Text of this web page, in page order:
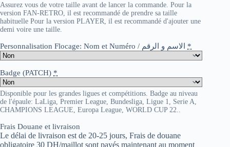
Assurez vous de votre taille avant de lancer la commande. Pour la
version FAN-RETRO, il est recommandé de prendre sa taille
habituelle Pour la version PLAYER, il est recommandé d'ajouter une
demi voire une taille.
Personnalisation Flocage: Nom et Numéro / الاسم و الرقم *
Badge (PATCH) *
Disponible pour les grandes ligues et compétitions. Badge au niveau
de l'épaule: LaLiga, Premier League, Bundesliga, Ligue 1, Serie A,
CHAMPIONS LEAGUE, Europa League, WORLD CUP 22..
Frais Douane et livraison
Le délai de livraison est de 20-25 jours, Frais de douane
obligatoire 30 DH/maillot sont payés maintenant au moment